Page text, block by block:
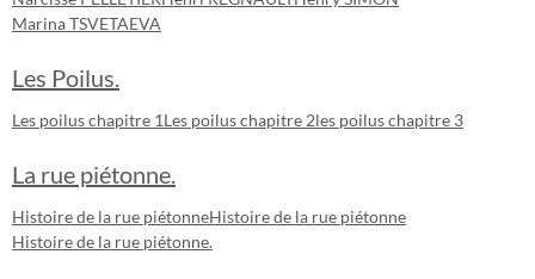
Marina TSVETAEVA
Les Poilus.
Les poilus chapitre 1Les poilus chapitre 2les poilus chapitre 3
La rue piétonne.
Histoire de la rue piétonneHistoire de la rue piétonne
Histoire de la rue piétonne.